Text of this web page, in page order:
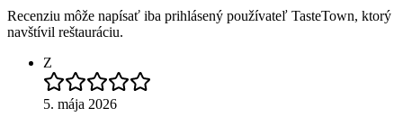
Recenziu môže napísať iba prihlásený používateľ TasteTown, ktorý
navštívil reštauráciu.
Z
5. mája 2026